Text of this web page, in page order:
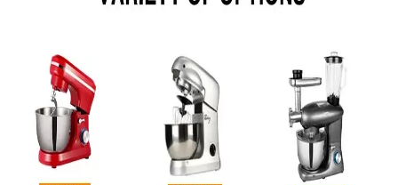
lainnya.Jumlah dan fungsi tombol
dan kenop pengoperasian akan
bervariasi dengan merek dan
model mixer listrik yang berbeda.